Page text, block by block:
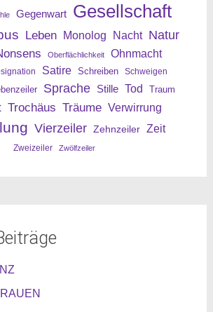
Gegenwart Gesellschaft
Leben Monolog Nacht Natur
Oberflächlichkeit
Ohnmacht
Satire Schreiben Schweigen
Sprache Stille Tod Traum
Trochäus Träume Verwirrung
Vierzeiler Zehnzeiler Zeit
Zweizeiler Zwölfzeiler